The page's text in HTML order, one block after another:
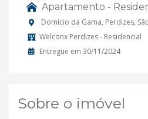
Apartamento -
Domício da Gama, Perdizes,
Welconx Perdizes - Residencial
Entregue em 30/11/2024
Sobre o imóvel